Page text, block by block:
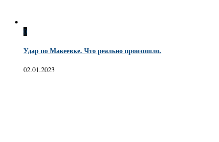
0
Удар по Макеевке. Что реально произошло.
02.01.2023